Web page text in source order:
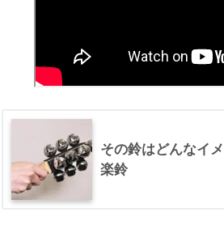
その鈴はどんなイ
楽鈴